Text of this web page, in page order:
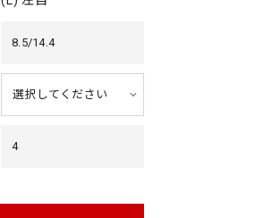
8.5/14.4
4